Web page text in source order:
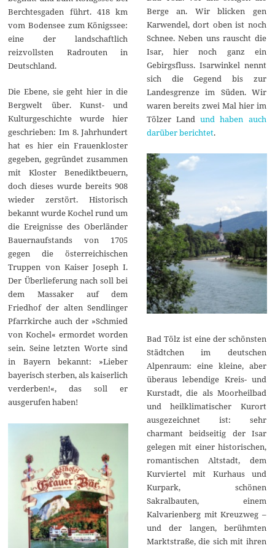
Berchtesgaden führt. 418 km
vom Bodensee zum Königssee:
eine der landschaftlich
reizvollsten Radrouten in
Deutschland.
Die Ebene, sie geht hier in die
Bergwelt über. Kunst- und
Kulturgeschichte wurde hier
geschrieben: Im 8. Jahrhundert
hat es hier ein Frauenkloster
gegeben, gegründet zusammen
mit Kloster Benediktbeuern,
doch dieses wurde bereits 908
wieder zerstört. Historisch
bekannt wurde Kochel rund um
die Ereignisse des Oberländer
Bauernaufstands von 1705
gegen die österreichischen
Truppen von Kaiser Joseph I.
Der Überlieferung nach soll bei
dem Massaker auf dem
Friedhof der alten Sendlinger
Pfarrkirche auch der »Schmied
von Kochel« ermordet worden
sein. Seine letzten Worte sind
in Bayern bekannt: »Lieber
bayerisch sterben, als kaiserlich
verderben!«, das soll er
ausgerufen haben!
Berge an. Wir blicken gen
Karwendel, dort oben ist noch
Schnee. Neben uns rauscht die
Isar, hier noch ganz ein
Gebirgsfluss. Isarwinkel nennt
sich die Gegend bis zur
Landesgrenze im Süden. Wir
waren bereits zwei Mal hier im
Tölzer Land und haben auch
darüber berichtet.
Bad Tölz ist eine der schönsten
Städtchen im deutschen
Alpenraum: eine kleine, aber
überaus lebendige Kreis- und
Kurstadt, die als Moorheilbad
und heilklimatischer Kurort
ausgezeichnet ist: sehr
charmant beidseitig der Isar
gelegen mit einer historischen,
romantischen Altstadt, dem
Kurviertel mit Kurhaus und
Kurpark, schönen
Sakralbauten, einem
Kalvarienberg mit Kreuzweg –
und der langen, berühmten
Marktstraße, die sich mit ihren